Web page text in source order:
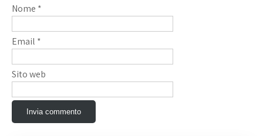
Nome *
Email *
Sito web